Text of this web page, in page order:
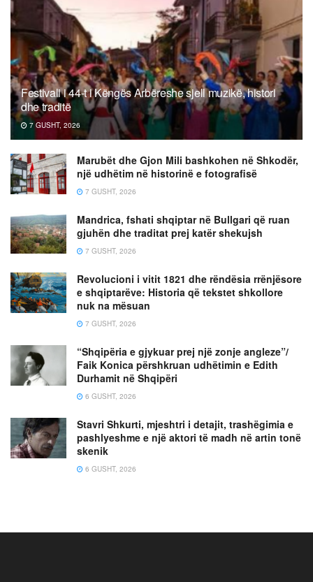
Festivali i 44-t i Këngës Arbëreshe sjell muzikë, histori
dhe traditë
7 GUSHT, 2026
Marubët dhe Gjon Mili bashkohen në Shkodër,
një udhëtim në historinë e fotografisë
7 GUSHT, 2026
Mandrica, fshati shqiptar në Bullgari që ruan
gjuhën dhe traditat prej katër shekujsh
7 GUSHT, 2026
Revolucioni i vitit 1821 dhe rëndësia rrënjësore
e shqiptarëve: Historia që tekstet shkollore
nuk na mësuan
7 GUSHT, 2026
“Shqipëria e gjykuar prej një zonje angleze”/
Faik Konica përshkruan udhëtimin e Edith
Durhamit në Shqipëri
6 GUSHT, 2026
Stavri Shkurti, mjeshtri i detajit, trashëgimia e
pashlyeshme e një aktori të madh në artin tonë
skenik
6 GUSHT, 2026